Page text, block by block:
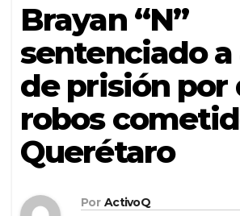
Brayan “N”
sentenciado a
de prisión por
robos
Querétaro
Por ActivoQ